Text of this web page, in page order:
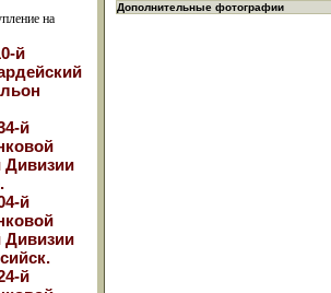
на
й
й
Дивизии
й
Дивизии
й
Дополнительные фотографии